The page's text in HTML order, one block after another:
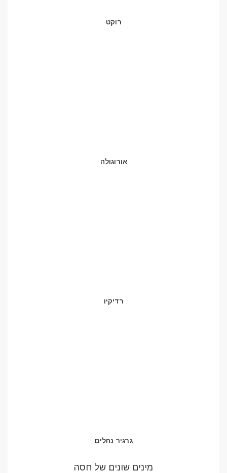
רוקט
אורוגולה
רדיקיו
גרגיר נחלים
מינים שונים של חסה